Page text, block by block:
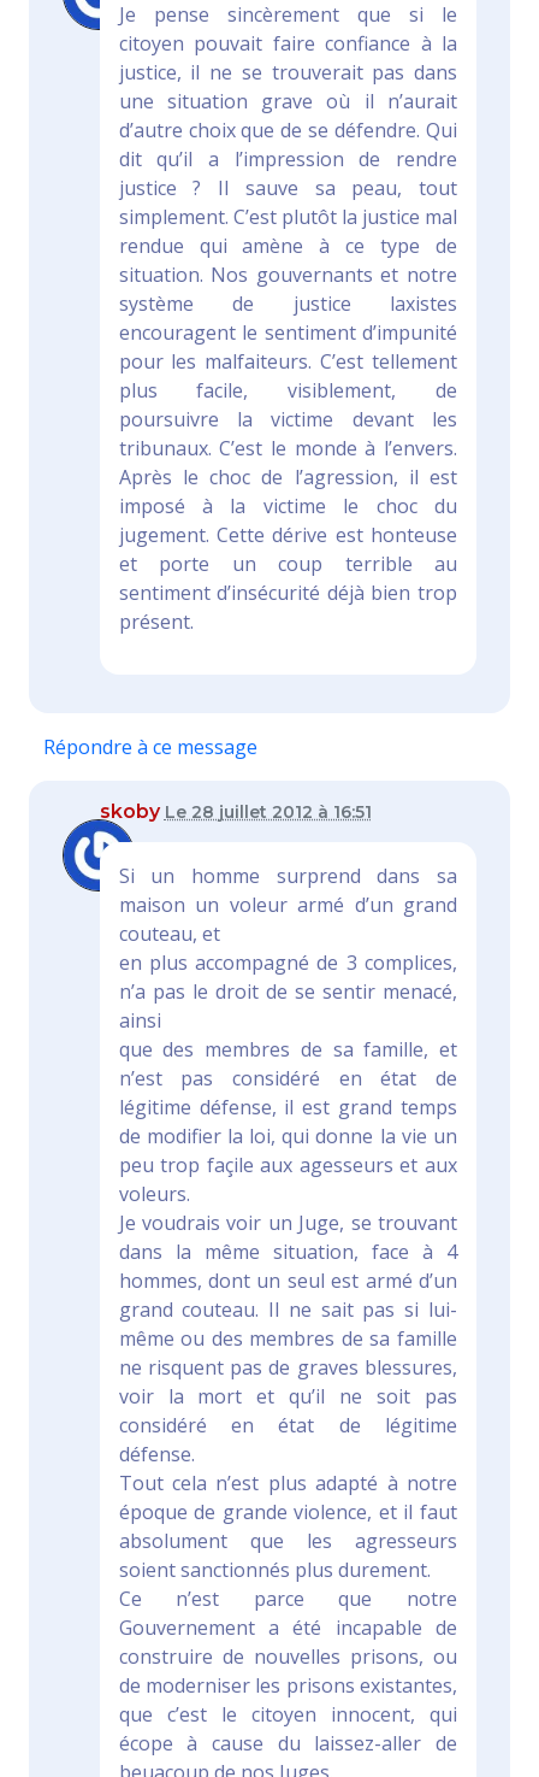
Je pense sincèrement que si le
citoyen pouvait faire confiance à la
justice, il ne se trouverait pas dans
une situation grave où il n’aurait
d’autre choix que de se défendre. Qui
dit qu’il a l’impression de rendre
justice ? Il sauve sa peau, tout
simplement. C’est plutôt la justice mal
rendue qui amène à ce type de
situation. Nos gouvernants et notre
système de justice laxistes
encouragent le sentiment d’impunité
pour les malfaiteurs. C’est tellement
plus facile, visiblement, de
poursuivre la victime devant les
tribunaux. C’est le monde à l’envers.
Après le choc de l’agression, il est
imposé à la victime le choc du
jugement. Cette dérive est honteuse
et porte un coup terrible au
sentiment d’insécurité déjà bien trop
présent.
Répondre à ce message
skoby Le 28 juillet 2012 à 16:51
Si un homme surprend dans sa
maison un voleur armé d’un grand
couteau, et
en plus accompagné de 3 complices,
n’a pas le droit de se sentir menacé,
ainsi
que des membres de sa famille, et
n’est pas considéré en état de
légitime défense, il est grand temps
de modifier la loi, qui donne la vie un
peu trop façile aux agesseurs et aux
voleurs.
Je voudrais voir un Juge, se trouvant
dans la même situation, face à 4
hommes, dont un seul est armé d’un
grand couteau. Il ne sait pas si lui-
même ou des membres de sa famille
ne risquent pas de graves blessures,
voir la mort et qu’il ne soit pas
considéré en état de légitime
défense.
Tout cela n’est plus adapté à notre
époque de grande violence, et il faut
absolument que les agresseurs
soient sanctionnés plus durement.
Ce n’est parce que notre
Gouvernement a été incapable de
construire de nouvelles prisons, ou
de moderniser les prisons existantes,
que c’est le citoyen innocent, qui
écope à cause du laissez-aller de